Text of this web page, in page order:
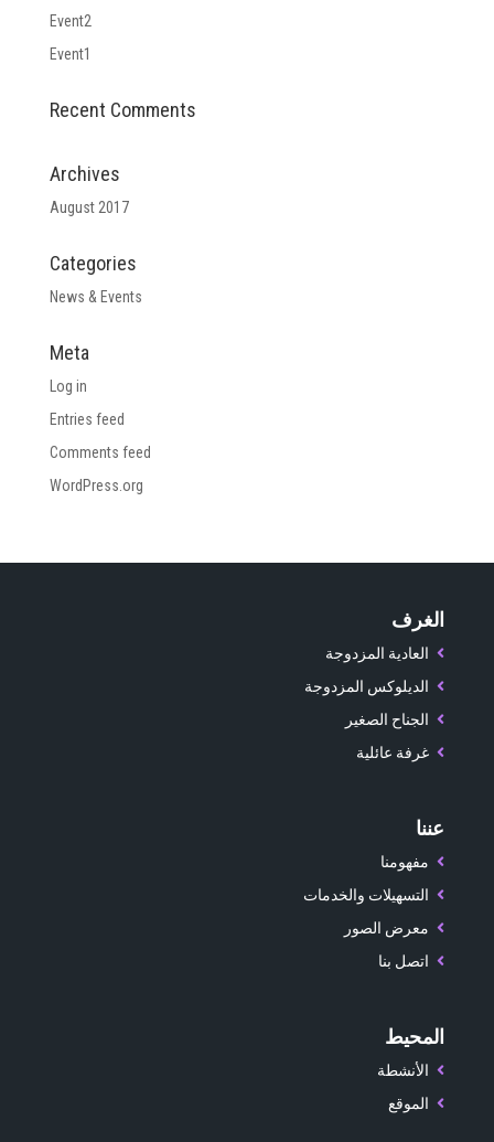
Event2
Event1
Recent Comments
Archives
August 2017
Categories
News & Events
Meta
Log in
Entries feed
Comments feed
WordPress.org
الغرف
العادية المزدوجة
الديلوكس المزدوجة
الجناح الصغير
غرفة عائلية
عننا
مفهومنا
التسهيلات والخدمات
معرض الصور
اتصل بنا
المحيط
الأنشطة
الموقع